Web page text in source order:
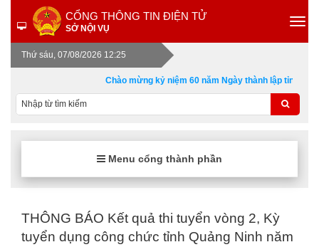
CỔNG THÔNG TIN ĐIỆN TỬ
SỞ NỘI VỤ
Thứ sáu, 07/08/2026 12:25
Chào mừng kỷ niệm 60 năm Ngày thành lập tỉnh
Menu cổng thành phần
THÔNG BÁO Kết quả thi tuyển vòng 2, Kỳ
tuyển dụng công chức tỉnh Quảng Ninh năm